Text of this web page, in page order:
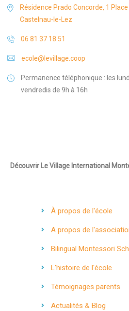
Résidence Prado Concorde, 1
Castelnau-le-Lez
06 81 37 18 51
ecole@levillage.coop
Permanence téléphonique : les
vendredis de 9h à 16h
Découvrir Le Village International
À propos de l'école
A propos de
Bilingual Montessori
L'histoire de l'école
Témoignages parents
Actualités & Blog